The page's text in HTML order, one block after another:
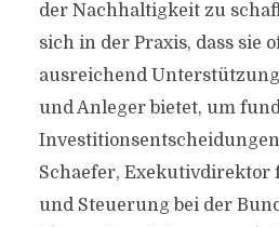
der Nachhaltigkeit zu
sich in der Praxis, dass sie
ausreichend
und Anleger bietet, um
Schaefer, Exekutivdirektor
und Steuerung bei der